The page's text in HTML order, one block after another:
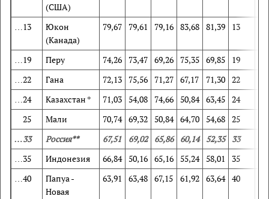
(США)
…13
Юкон
(Канада)
79,67 79,61 79,16 83,68 81,39 13
…19 Перу 74,26 73,47 69,26 75,35 69,85 19
…22
Гана 72,13 75,56 71,27 67,17 71,30 22
…24
Казахстан * 71,03 54,08 74,66 50,84 63,45 24
25
Мали 70,74 69,32 50,84 64,70 54,68 25
…33
Россия** 67,51 69,02 65,86 60,14 52,35 33
…35
Индонезия 66,84 50,16 65,16 55,24 58,01 35
…40
Папуа -
Новая
63,91 63,48 67,15 61,92 63,64 40